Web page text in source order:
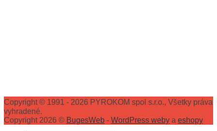
Copyright © 1991 - 2026 PYROKOM spol s.r.o., Všetky práva
vyhradené.
Copyright 2026 © BugesWeb - WordPress weby a eshopy